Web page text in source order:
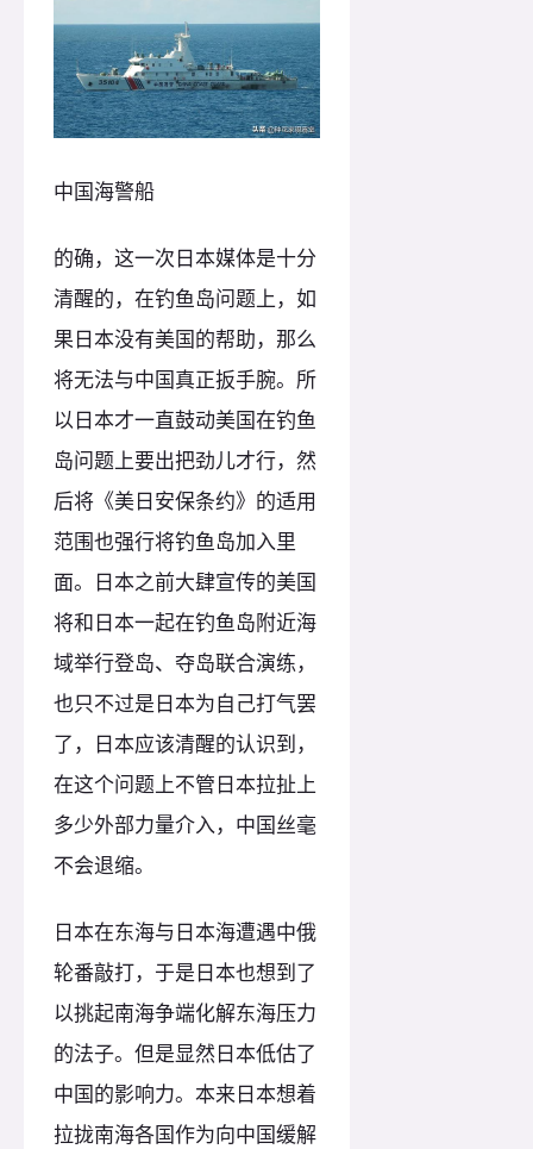
中国海警船
的确，这一次日本媒体是十分
清醒的，在钓鱼岛问题上，如
果日本没有美国的帮助，那么
将无法与中国真正扳手腕。所
以日本才一直鼓动美国在钓鱼
岛问题上要出把劲儿才行，然
后将《美日安保条约》的适用
范围也强行将钓鱼岛加入里
面。日本之前大肆宣传的美国
将和日本一起在钓鱼岛附近海
域举行登岛、夺岛联合演练，
也只不过是日本为自己打气罢
了，日本应该清醒的认识到，
在这个问题上不管日本拉扯上
多少外部力量介入，中国丝毫
不会退缩。
日本在东海与日本海遭遇中俄
轮番敲打，于是日本也想到了
以挑起南海争端化解东海压力
的法子。但是显然日本低估了
中国的影响力。本来日本想着
拉拢南海各国作为向中国缓解